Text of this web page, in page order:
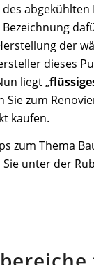
des abgekühlten
der
dieses
liegt „
Sie zum
kaufen.
zum Thema
unter der